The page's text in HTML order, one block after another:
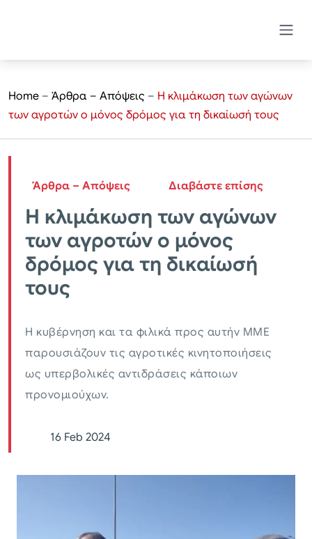
Home – Άρθρα – Απόψεις – Η κλιμάκωση των αγώνων
των αγροτών ο μόνος δρόμος για τη δικαίωσή τους
Άρθρα – Απόψεις Διαβάστε επίσης
Η κλιμάκωση των αγώνων
των αγροτών ο μόνος
δρόμος για τη δικαίωσή
τους
Η κυβέρνηση και τα φιλικά προς αυτήν ΜΜΕ
παρουσιάζουν τις αγροτικές κινητοποιήσεις
ως υπερβολικές αντιδράσεις κάποιων
προνομιούχων.
16 Feb 2024